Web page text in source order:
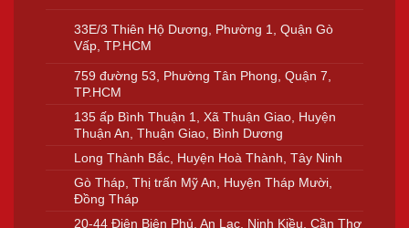
33E/3 Thiên Hộ Dương, Phường 1, Quận Gò
Vấp, TP.HCM
759 đường 53, Phường Tân Phong, Quận 7,
TP.HCM
135 ấp Bình Thuận 1, Xã Thuận Giao, Huyện
Thuận An, Thuận Giao, Bình Dương
Long Thành Bắc, Huyện Hoà Thành, Tây Ninh
Gò Tháp, Thị trấn Mỹ An, Huyện Tháp Mười,
Đồng Tháp
20-44 Điện Biên Phủ, An Lạc, Ninh Kiều, Cần Thơ